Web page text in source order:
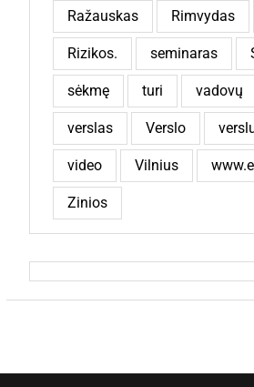
Ražauskas Rimvydas
Rizikos. seminaras
sėkmę turi vadovų
verslas Verslo
video Vilnius
Zinios